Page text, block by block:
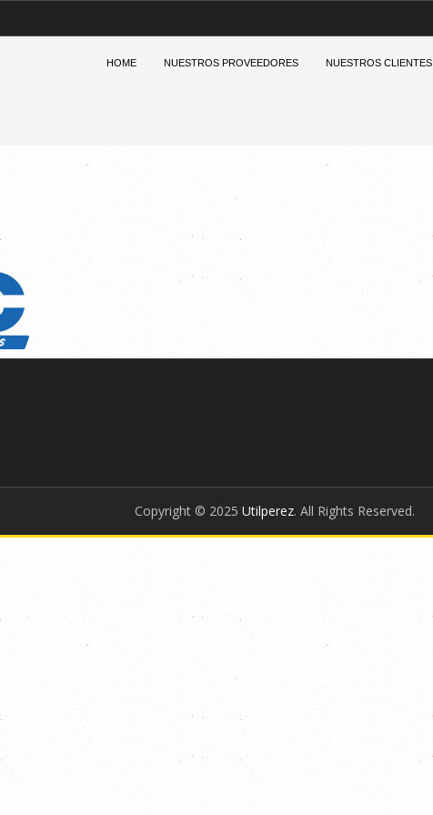
HOME NUESTROS PROVEEDORES NUESTROS CLIENTES
Copyright © 2025 Utilperez. All Rights Reserved.